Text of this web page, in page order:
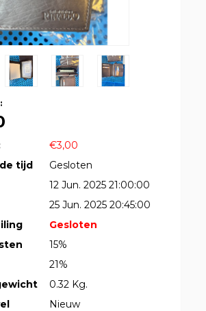
€3,00
tijd
Gesloten
12 Jun. 2025 21:00:00
25 Jun. 2025 20:45:00
Gesloten
15%
21%
0.32 Kg.
Nieuw